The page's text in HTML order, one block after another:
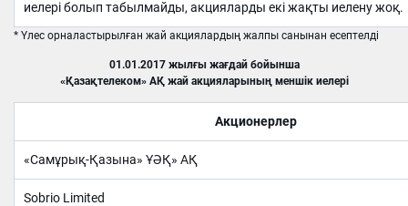
иелері болып табылмайды, акцияларды екі жақты иелену жоқ.
* Үлес орналастырылған жай акциялардың жалпы санынан есептелді
01.01.2017 жылғы жағдай бойынша
«Қазақтелеком» АҚ жай акцияларының меншік иелері
Акционерлер
«Самұрық-Қазына» ҰӘҚ» АҚ
Sobrio Limited